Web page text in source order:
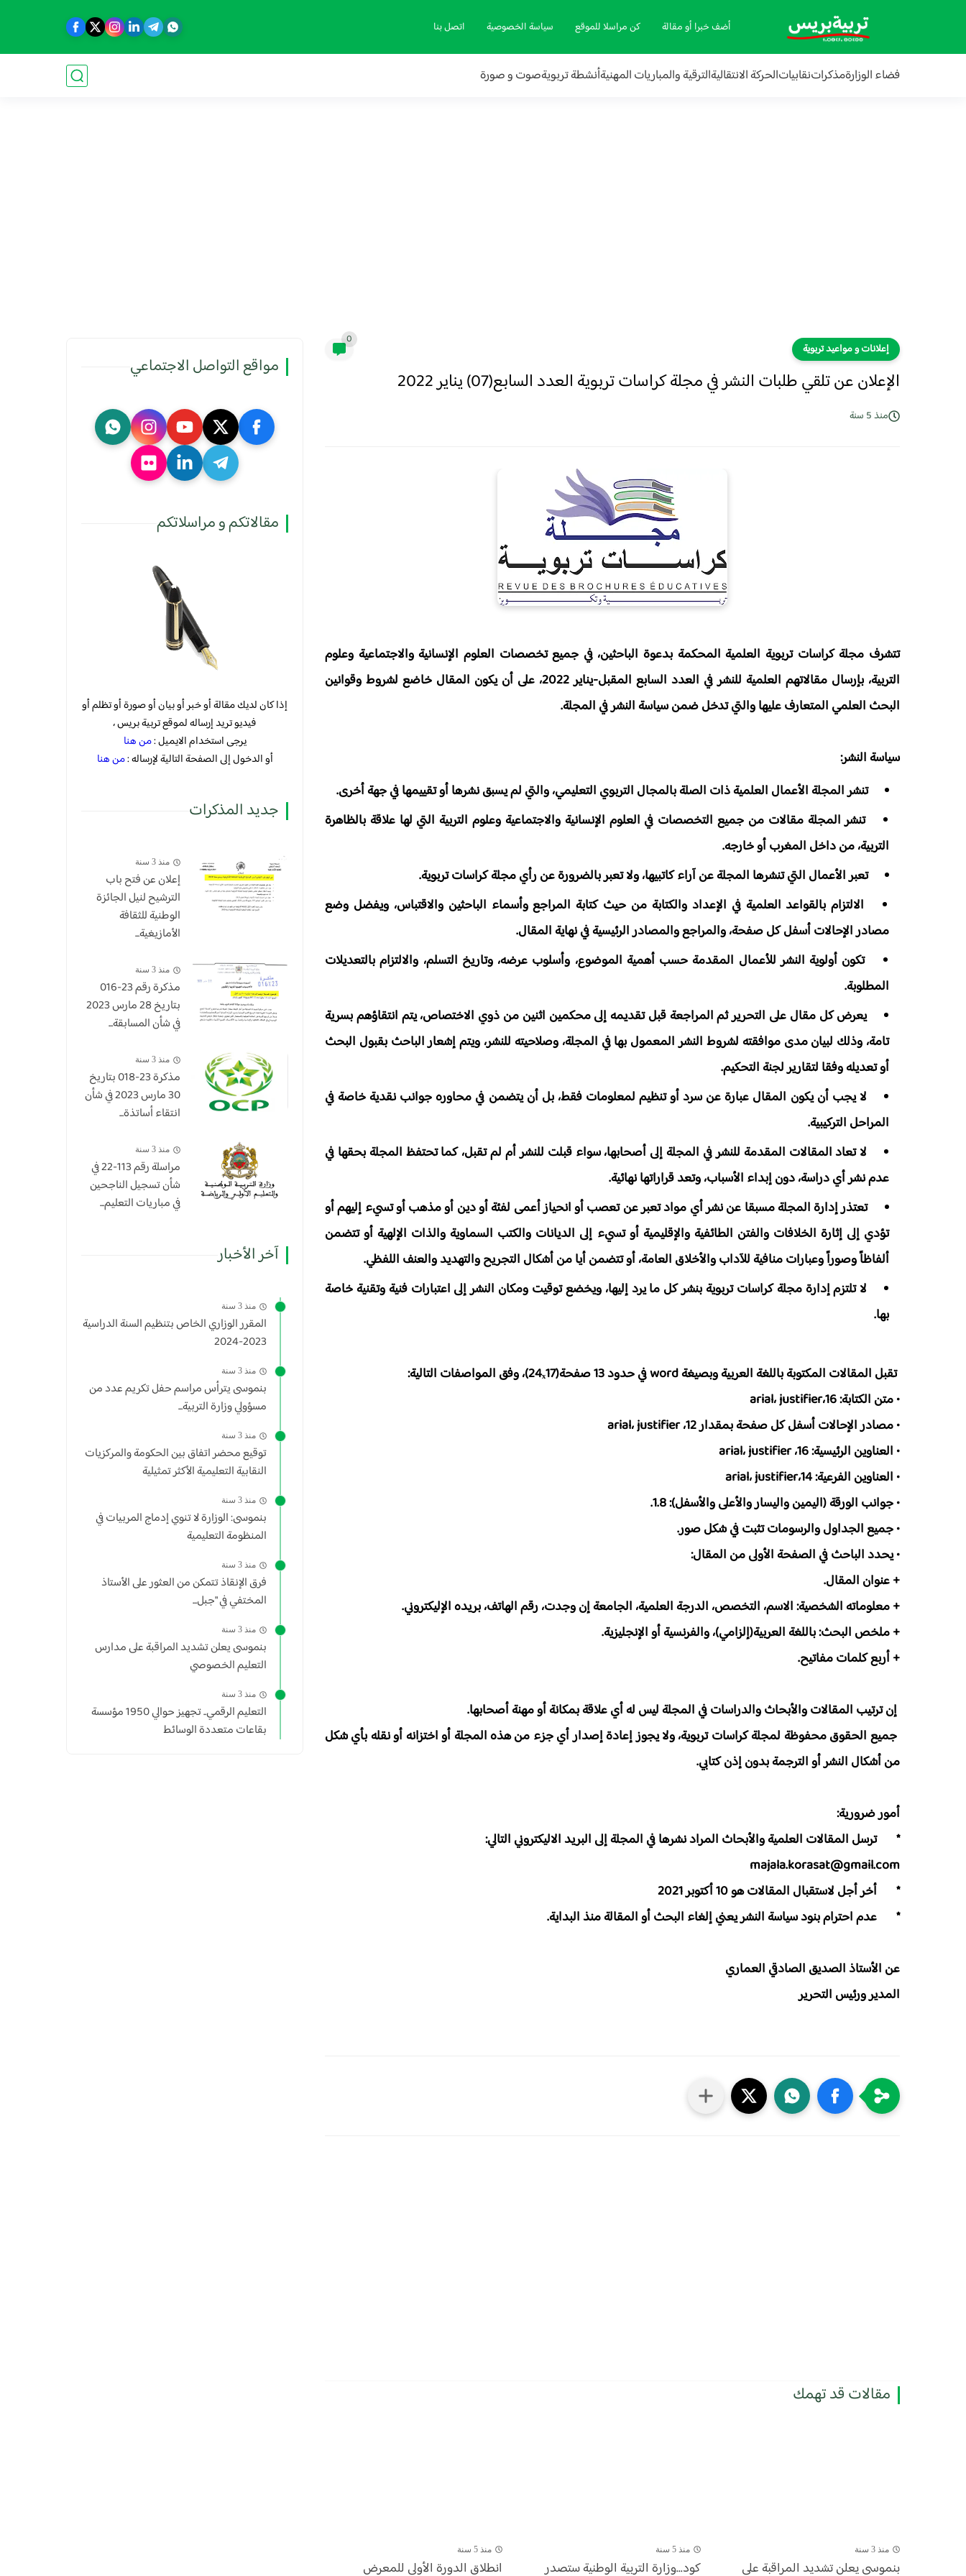
أضف خبرا أو مقالة كن مراسلا للموقع سياسة الخصوصية اتصل بنا
فضاء الوزارةمذكراتنقابياتالحركة الانتقاليةالترقية والمباريات المهنيةأنشطة تربويةصوت و صورة
إعلانات و مواعيد تربوية
0
الإعلان عن تلقي طلبات النشر في مجلة كراسات تربوية العدد السابع(07) يناير 2022
منذ 5 سنة
تتشرف مجلة كراسات تربوية العلمية المحكمة بدعوة الباحثين، في جميع تخصصات العلوم الإنسانية والاجتماعية وعلوم
التربية، بإرسال مقالاتهم العلمية للنشر في العدد السابع المقبل-يناير 2022، على أن يكون المقال خاضع لشروط وقوانين
البحث العلمي المتعارف عليها والتي تدخل ضمن سياسة النشر في المجلة.
سياسة النشر:
­ تنشر المجلة الأعمال العلمية ذات الصلة بالمجال التربوي التعليمي، والتي لم يسبق نشرها أو تقييمها في جهة أخرى.
­ تنشر المجلة مقالات من جميع التخصصات في العلوم الإنسانية والاجتماعية وعلوم التربية التي لها علاقة بالظاهرة
التربية، من داخل المغرب أو خارجه.
­ تعبر الأعمال التي تنشرها المجلة عن آراء كاتبيها، ولا تعبر بالضرورة عن رأي مجلة كراسات تربوية.
­ الالتزام بالقواعد العلمية في الإعداد والكتابة من حيث كتابة المراجع وأسماء الباحثين والاقتباس، ويفضل وضع
مصادر الإحالات أسفل كل صفحة، والمراجع والمصادر الرئيسية في نهاية المقال.
­ تكون أولوية النشر للأعمال المقدمة حسب أهمية الموضوع، وأسلوب عرضه، وتاريخ التسلم، والالتزام بالتعديلات
المطلوبة.
­ يعرض كل مقال على التحرير ثم المراجعة قبل تقديمه إلى محكمين اثنين من ذوي الاختصاص، يتم انتقاؤهم بسرية
تامة، وذلك لبيان مدى موافقته لشروط النشر المعمول بها في المجلة، وصلاحيته للنشر، ويتم إشعار الباحث بقبول البحث
أو تعديله وفقا لتقارير لجنة التحكيم.
­ لا يجب أن يكون المقال عبارة عن سرد أو تنظيم لمعلومات فقط، بل أن يتضمن في محاوره جوانب نقدية خاصة في
المراحل التركيبية.
­ لا تعاد المقالات المقدمة للنشر في المجلة إلى أصحابها، سواء قبلت للنشر أم لم تقبل، كما تحتفظ المجلة بحقها في
عدم نشر أي دراسة، دون إبداء الأسباب، وتعد قراراتها نهائية.
­ تعتذر إدارة المجلة مسبقا عن نشر أي مواد تعبر عن تعصب أو انحياز أعمى لفئة أو دين أو مذهب أو تسيء إليهم أو
تؤدي إلى إثارة الخلافات والفتن الطائفية والإقليمية أو تسيء إلى الديانات والكتب السماوية والذات الإلهية أو تتضمن
ألفاظاً وصوراً وعبارات منافية للآداب والأخلاق العامة، أو تتضمن أيا من أشكال التجريح والتهديد والعنف اللفظي.
­ لا تلتزم إدارة مجلة كراسات تربوية بنشر كل ما يرد إليها، ويخضع توقيت ومكان النشر إلى اعتبارات فنية وتقنية خاصة
بها.
­ تقبل المقالات المكتوبة باللغة العربية وبصيغة word في حدود 13 صفحة(24ₓ17)، وفق المواصفات التالية:
• متن الكتابة: 16،arial، justifier
• مصادر الإحالات أسفل كل صفحة بمقدار 12، arial، justifier
• العناوين الرئيسية: 16، arial، justifier
• العناوين الفرعية: 14،arial، justifier
• جوانب الورقة (اليمين واليسار والأعلى والأسفل): 1.8.
• جميع الجداول والرسومات تثبت في شكل صور.
• يحدد الباحث في الصفحة الأولى من المقال:
+ عنوان المقال.
+ معلوماته الشخصية: الاسم، التخصص، الدرجة العلمية، الجامعة إن وجدت، رقم الهاتف، بريده الإليكتروني.
+ ملخص البحث: باللغة العربية(إلزامي)، والفرنسية أو الإنجليزية.
+ أربع كلمات مفاتيح.
­ إن ترتيب المقالات والأبحاث والدراسات في المجلة ليس له أي علاقة بمكانة أو مهنة أصحابها.
­ جميع الحقوق محفوظة لمجلة كراسات تربوية، ولا يجوز إعادة إصدار أي جزء من هذه المجلة أو اختزانه أو نقله بأي شكل
من أشكال النشر أو الترجمة بدون إذن كتابي.
أمور ضرورية:
*
ترسل المقالات العلمية والأبحاث المراد نشرها في المجلة إلى البريد الاليكتروني التالي:
majala.korasat@gmail.com
*
أخر أجل لاستقبال المقالات هو 10 أكتوبر 2021
*
عدم احترام بنود سياسة النشر يعني إلغاء البحث أو المقالة منذ البداية.
عن الأستاذ الصديق الصادقي العماري
المدير ورئيس التحرير
مقالات قد تهمك
منذ 3 سنة
بنموسى يعلن تشديد المراقبة على
منذ 5 سنة
كود...وزارة التربية الوطنية ستصدر
منذ 5 سنة
انطلاق الدورة الأولى للمعرض
مواقع التواصل الاجتماعي
مقالاتكم و مراسلاتكم
إذا كان لديك مقالة أو خبر أو بيان أو صورة أو تظلم أو
فيديو تريد إرساله لموقع تربية بريس ،
يرجى استخدام الايميل :من هنا
أو الدخول إلى الصفحة التالية لإرساله :من هنا
جديد المذكرات
منذ 3 سنة
إعلان عن فتح باب
الترشيح لنيل الجائزة
الوطنية للثقافة
الأمازيغية...
منذ 3 سنة
مذكرة رقم 23-016
بتاريخ 28 مارس 2023
في شأن المسابقة...
منذ 3 سنة
​مذكرة 23-018 بتاريخ
30 مارس 2023 في شأن
انتقاء أساتذة...
منذ 3 سنة
مراسلة رقم 113-22 في
شأن تسجيل الناجحين
في مباريات التعليم...
آخر الأخبار
منذ 3 سنة
المقرر الوزاري الخاص بتنظيم السنة الدراسية
2023-2024
منذ 3 سنة
بنموسى يترأس مراسم حفل تكريم عدد من
مسؤولي وزارة التربية...
منذ 3 سنة
توقيع محضر اتفاق بين الحكومة والمركزيات
النقابية التعليمية الأكثر تمثيلية
منذ 3 سنة
بنموسى: الوزارة لا تنوي إدماج المربيات في
المنظومة التعليمية
منذ 3 سنة
فرق الإنقاذ تتمكن من العثور على الأستاذ
المختفي في "جبل...
منذ 3 سنة
بنموسى يعلن تشديد المراقبة على مدارس
التعليم الخصوصي
منذ 3 سنة
التعليم الرقمي.. تجهيز حوالي 1950 مؤسسة
بقاعات متعددة الوسائط